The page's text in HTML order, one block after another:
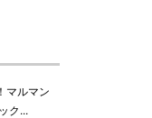
マルマン
ク...